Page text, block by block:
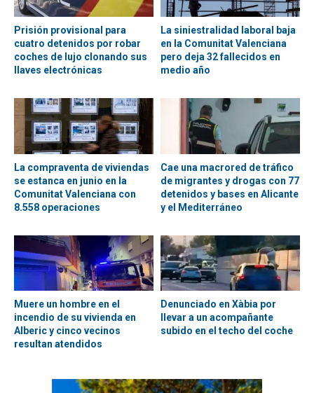
Prisión provisional para
cuatro detenidos por robar
coches de lujo clonando sus
llaves electrónicas
La siniestralidad laboral baja
en la Comunitat Valenciana
pero deja 32 fallecidos en
medio año
La compraventa de viviendas
se estanca en junio en la
Comunitat Valenciana con
8.558 operaciones
Cae una macrored de tráfico
de migrantes y drogas con 77
detenidos y bases en Alicante
y el Mediterráneo
Muere un hombre en el
incendio de su vivienda en
Alberic y cinco vecinos
resultan atendidos
Denunciado en Xàbia por
llevar a un acompañante
subido en el techo del coche